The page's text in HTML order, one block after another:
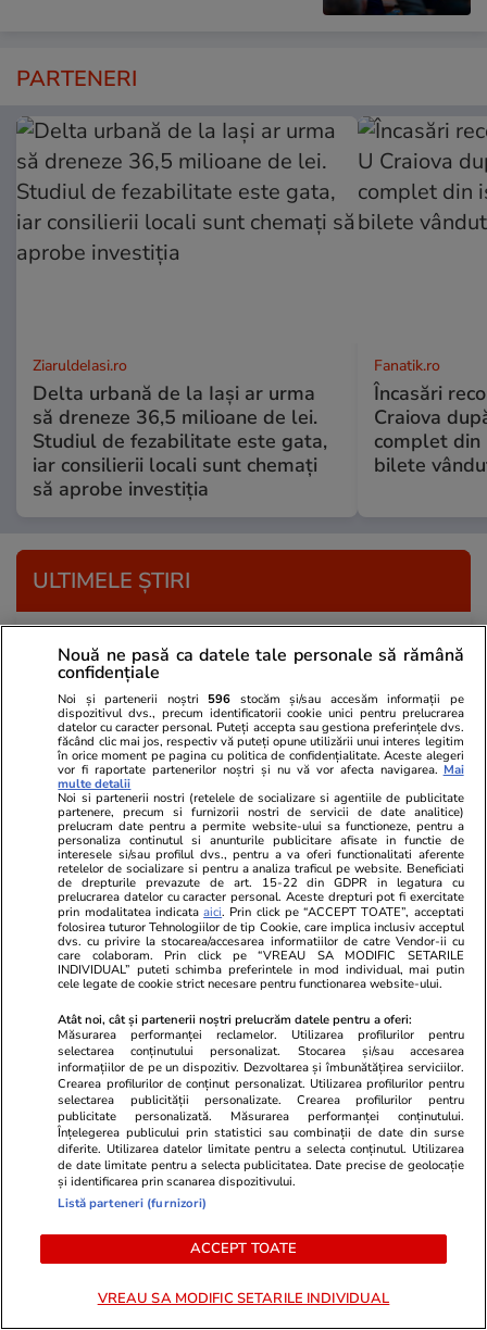
PARTENERI
ZiaruldeIasi.ro
Delta urbană de la Iași ar urma
să dreneze 36,5 milioane de lei.
Studiul de fezabilitate este gata,
iar consilierii locali sunt chemați
să aprobe investiția
Fanatik.ro
Încasări
Craiova
complet din
bilete
ULTIMELE ȘTIRI
O femeie a rămas încarcerată în mașina lovită
de trenul Timișoara-Mangalia şi a fost
resuscitată
Tehnologie 29 iul.
Șocul cibernetic OpenAI se extinde: Agentul AI
„scăpat din laborator” a atacat și alte
platforme, nu doar Hugging Face
Știri Externe 29 iul.
Anthony Fauci a refuzat de peste 100 de ori să
răspundă la întrebările despre COVID-19
Știri Externe 29 iul.
Rusia îl acuză de terorism pe fondatorul
Telegram: Pavel Durov, anchetat sub acuzația
că aplicația sprijină serviciile secrete ucrainene
Citește mai multe
Nouă ne pasă ca datele tale personale să rămână
confidențiale
Noi și partenerii noștri 596 stocăm și/sau accesăm informații pe
dispozitivul dvs., precum identificatorii cookie unici pentru prelucrarea
datelor cu caracter personal. Puteți accepta sau gestiona preferințele dvs.
făcând clic mai jos, respectiv vă puteți opune utilizării unui interes legitim
în orice moment pe pagina cu politica de confidențialitate. Aceste alegeri
vor fi raportate partenerilor noștri și nu vă vor afecta navigarea. Mai
multe detalii
Noi si partenerii nostri (retelele de socializare si agentiile de publicitate
partenere, precum si furnizorii nostri de servicii de date analitice)
prelucram date pentru a permite website-ului sa functioneze, pentru a
personaliza continutul si anunturile publicitare afisate in functie de
interesele si/sau profilul dvs., pentru a va oferi functionalitati aferente
retelelor de socializare si pentru a analiza traficul pe website. Beneficiati
de drepturile prevazute de art. 15-22 din GDPR in legatura cu
prelucrarea datelor cu caracter personal. Aceste drepturi pot fi exercitate
prin modalitatea indicataaici. Prin click pe “ACCEPT TOATE”, acceptati
folosirea tuturor Tehnologiilor de tip Cookie, care implica inclusiv acceptul
dvs. cu privire la stocarea/accesarea informatiilor de catre Vendor-ii cu
care colaboram. Prin click pe “VREAU SA MODIFIC SETARILE
INDIVIDUAL” puteti schimba preferintele in mod individual, mai putin
cele legate de cookie strict necesare pentru functionarea website-ului.
Atât noi, cât și partenerii noștri prelucrăm datele pentru a oferi:
Măsurarea performanței reclamelor. Utilizarea profilurilor pentru
selectarea conținutului personalizat. Stocarea și/sau accesarea
informațiilor de pe un dispozitiv. Dezvoltarea și îmbunătățirea serviciilor.
Crearea profilurilor de conținut personalizat. Utilizarea profilurilor pentru
selectarea publicității personalizate. Crearea profilurilor pentru
publicitate personalizată. Măsurarea performanței conținutului.
Înțelegerea publicului prin statistici sau combinații de date din surse
diferite. Utilizarea datelor limitate pentru a selecta conținutul. Utilizarea
de date limitate pentru a selecta publicitatea. Date precise de geolocație
și identificarea prin scanarea dispozitivului.
Listă parteneri (furnizori)
ACCEPT TOATE
VREAU SA MODIFIC SETARILE INDIVIDUAL